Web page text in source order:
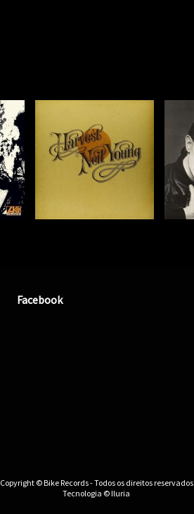
Facebook
Copyright © Bike Records - Todos os direitos reservados
Tecnologia © Iluria